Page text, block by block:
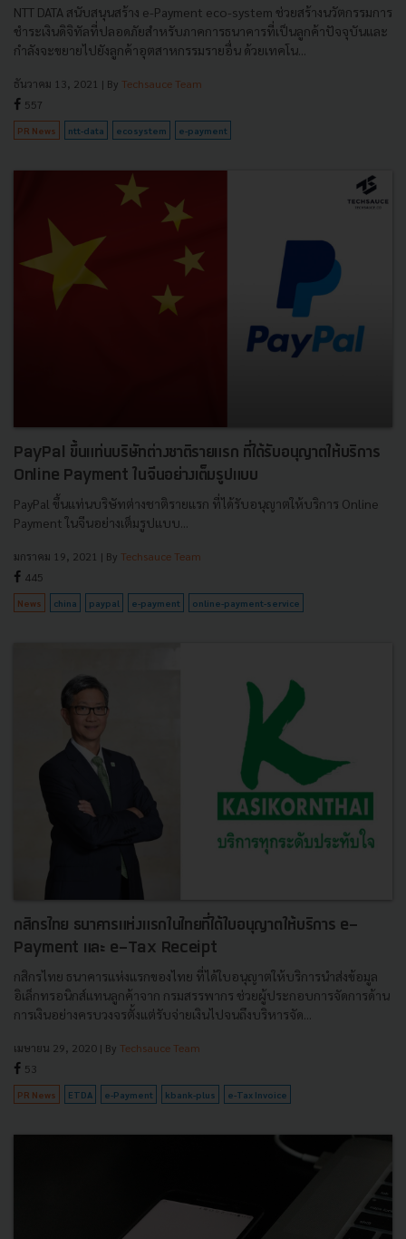
NTT DATA สนับสนุนสร้าง e-Payment eco-system ช่วยสร้างนวัตกรรมการ
ชำระเงินดิจิทัลที่ปลอดภัยสำหรับภาคการธนาคารที่เป็นลูกค้าปัจจุบันและ
กำลังจะขยายไปยังลูกค้าอุตสาหกรรมรายอื่น ด้วยเทคโน...
ธันวาคม 13, 2021 | By Techsauce Team
557
PR News ntt-data ecosystem e-payment
PayPal ขึ้นแท่นบริษัทต่างชาติรายแรก ที่ได้รับอนุญาตให้บริการ
Online Payment ในจีนอย่างเต็มรูปแบบ
PayPal ขึ้นแท่นบริษัทต่างชาติรายแรก ที่ได้รับอนุญาตให้บริการ Online
Payment ในจีนอย่างเต็มรูปแบบ...
มกราคม 19, 2021 | By Techsauce Team
445
News china paypal e-payment online-payment-service
กสิกรไทย ธนาคารแห่งแรกในไทยที่ได้ใบอนุญาตให้บริการ e-
Payment และ e-Tax Receipt
กสิกรไทย ธนาคารแห่งแรกของไทย ที่ได้ใบอนุญาตให้บริการนำส่งข้อมูล
อิเล็กทรอนิกส์แทนลูกค้าจาก กรมสรรพากร ช่วยผู้ประกอบการจัดการด้าน
การเงินอย่างครบวงจรตั้งแต่รับจ่ายเงินไปจนถึงบริหารจัด...
เมษายน 29, 2020 | By Techsauce Team
53
PR News ETDA e-Payment kbank-plus e-Tax Invoice